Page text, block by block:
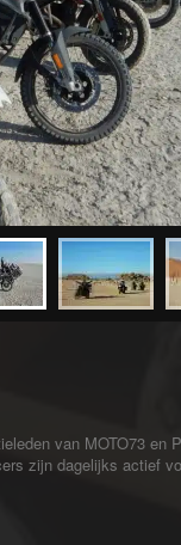
van MOTO73 en
zijn dagelijks actief